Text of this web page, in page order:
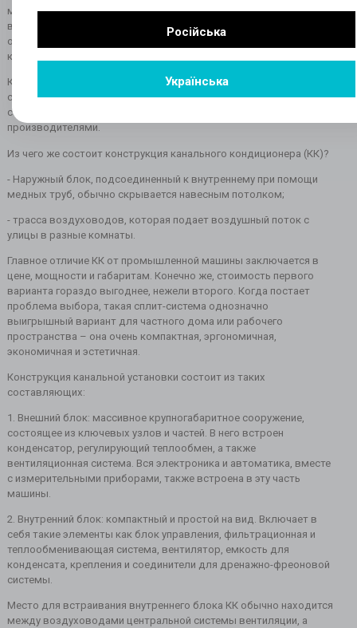
Російська
Українська
микроклиматическая установка приобрела благодаря
возможности работать одновременно в разных помещениях
одного здания, что идеально подходит как для больших
квартир, так и для коммерческих зданий.
Кондиционер канального типа купить или заказать можно на
сайте нашей компании climainvest.com.ua по выгодной
стоимости, поскольку мы сотрудничаем напрямую с
производителями.
Из чего же состоит конструкция канального кондиционера (КК)?
- Наружный блок, подсоединенный к внутреннему при помощи
медных труб, обычно скрывается навесным потолком;
- трасса воздуховодов, которая подает воздушный поток с
улицы в разные комнаты.
Главное отличие КК от промышленной машины заключается в
цене, мощности и габаритам. Конечно же, стоимость первого
варианта гораздо выгоднее, нежели второго. Когда постает
проблема выбора, такая сплит-система однозначно
выигрышный вариант для частного дома или рабочего
пространства – она очень компактная, эргономичная,
экономичная и эстетичная.
Конструкция канальной установки состоит из таких
составляющих:
1. Внешний блок: массивное крупногабаритное сооружение,
состоящее из ключевых узлов и частей. В него встроен
конденсатор, регулирующий теплообмен, а также
вентиляционная система. Вся электроника и автоматика, вместе
с измерительными приборами, также встроена в эту часть
машины.
2. Внутренний блок: компактный и простой на вид. Включает в
себя такие элементы как блок управления, фильтрационная и
теплообменивающая система, вентилятор, емкость для
конденсата, крепления и соединители для дренажно-фреоновой
системы.
Место для встраивания внутреннего блока КК обычно находится
между воздуховодами центральной системы вентиляции, а